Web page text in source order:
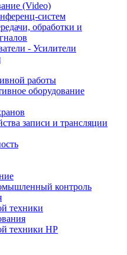
(Video)
систем
обработки и
- Усилители
работы
оборудование
записи и трансляции
контроль
техники
техники HP